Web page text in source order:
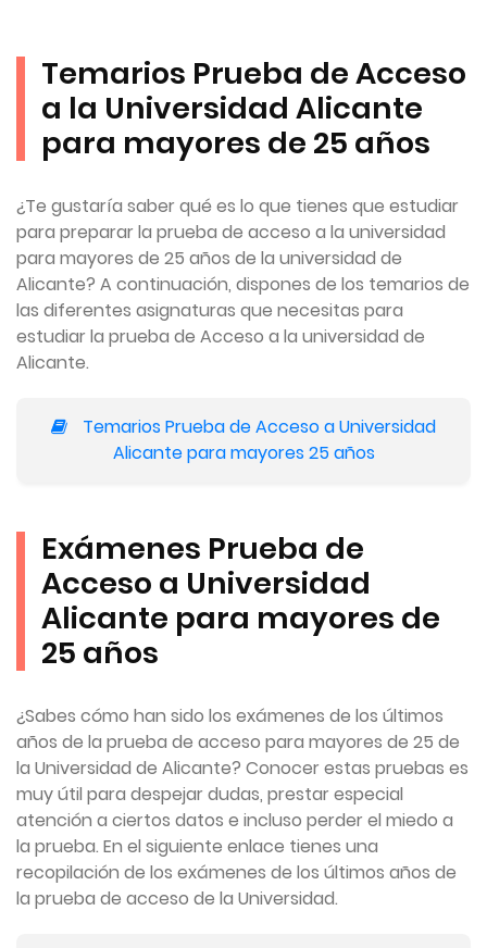
Temarios Prueba de Acceso
a la Universidad Alicante
para mayores de 25 años
¿Te gustaría saber qué es lo que tienes que estudiar
para preparar la prueba de acceso a la universidad
para mayores de 25 años de la universidad de
Alicante? A continuación, dispones de los temarios de
las diferentes asignaturas que necesitas para
estudiar la prueba de Acceso a la universidad de
Alicante.
Temarios Prueba de Acceso a Universidad
Alicante para mayores 25 años
Exámenes Prueba de
Acceso a Universidad
Alicante para mayores de
25 años
¿Sabes cómo han sido los exámenes de los últimos
años de la prueba de acceso para mayores de 25 de
la Universidad de Alicante? Conocer estas pruebas es
muy útil para despejar dudas, prestar especial
atención a ciertos datos e incluso perder el miedo a
la prueba. En el siguiente enlace tienes una
recopilación de los exámenes de los últimos años de
la prueba de acceso de la Universidad.